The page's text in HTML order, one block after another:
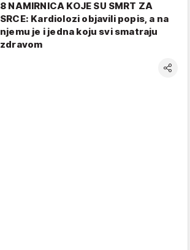
8 NAMIRNICA KOJE SU SMRT ZA
SRCE: Kardiolozi objavili popis, a na
njemu je i jedna koju svi smatraju
zdravom